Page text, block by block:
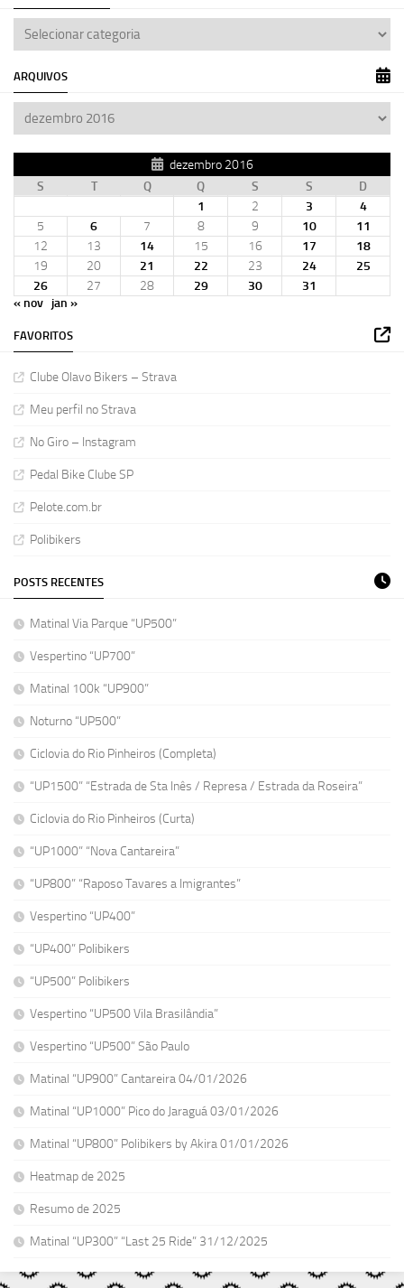
ARQUIVOS
dezembro 2016
S
T Q Q S S
D
1
2 3
4
5
6 7 8 9 10
11
12
13 14 15 16 17
18
19
20 21 22 23 24
25
26
27 28 29 30
31
« nov jan »
FAVORITOS
Clube Olavo Bikers – Strava
Meu perfil no Strava
No Giro – Instagram
Pedal Bike Clube SP
Pelote.com.br
Polibikers
POSTS RECENTES
Matinal Via Parque “UP500”
Vespertino “UP700”
Matinal 100k “UP900”
Noturno “UP500”
Ciclovia do Rio Pinheiros (Completa)
“UP1500” “Estrada de Sta Inês / Represa / Estrada da Roseira”
Ciclovia do Rio Pinheiros (Curta)
“UP1000” “Nova Cantareira”
“UP800” “Raposo Tavares a Imigrantes”
Vespertino “UP400”
“UP400” Polibikers
“UP500” Polibikers
Vespertino “UP500 Vila Brasilândia”
Vespertino “UP500” São Paulo
Matinal “UP900” Cantareira 04/01/2026
Matinal “UP1000” Pico do Jaraguá 03/01/2026
Matinal “UP800” Polibikers by Akira 01/01/2026
Heatmap de 2025
Resumo de 2025
Matinal “UP300” “Last 25 Ride” 31/12/2025